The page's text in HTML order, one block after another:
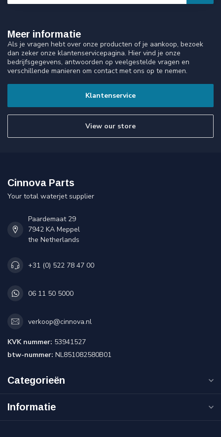
Meer informatie
Als je vragen hebt over onze producten of je aankoop, bezoek
dan zeker onze klantenservicepagina. Hier vind je onze
bedrijfsgegevens, antwoorden op veelgestelde vragen en
verschillende manieren om contact met ons op te nemen.
Klantenservice
View our store
Cinnova Parts
Your total waterjet supplier
Paardemaat 29
7942 KA Meppel
the Netherlands
+31 (0) 522 78 47 00
06 11 50 5000
verkoop@cinnova.nl
KVK nummer: 53941527
btw-nummer: NL851082580B01
Categorieën
Informatie